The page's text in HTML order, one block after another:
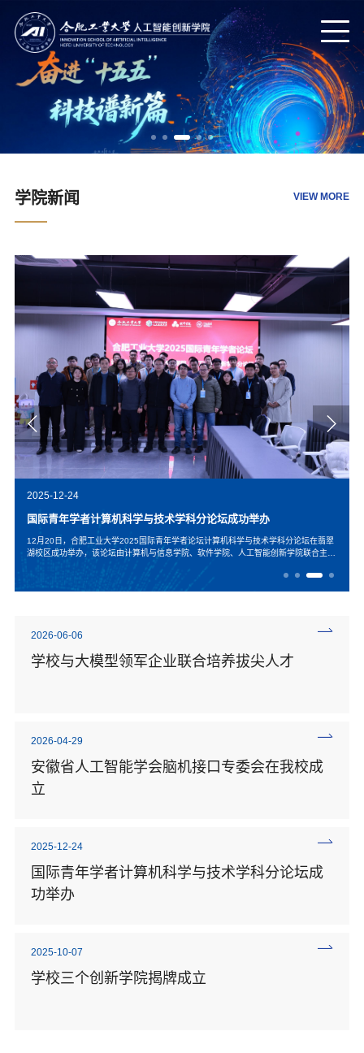
学院新闻 VIEW MORE
2025-12-24
国际青年学者计算机科学与技术学科分论坛成功举办
12月20日，合肥工业大学2025国际青年学者论坛计算机科学与技术学科分论坛在翡翠
湖校区成功举办，该论坛由计算机与信息学院、软件学院、人工智能创新学院联合主
办。20余位来自贝尔实验室、麻省理工学院、爱丁堡大学等国内外知名科研机构、高校
及企业的青年学者，与校内专家围绕学科建设、人才发展等核心议题深度交流。该分论
坛由人工智能创新学院党委书记许明杨主持，他介绍了与会双方人员；计算机与信息学
2026-06-06
学校与大模型领军企业联合培养拔尖人才
2026-04-29
安徽省人工智能学会脑机接口专委会在我校成
立
2025-12-24
国际青年学者计算机科学与技术学科分论坛成
功举办
2025-10-07
学校三个创新学院揭牌成立